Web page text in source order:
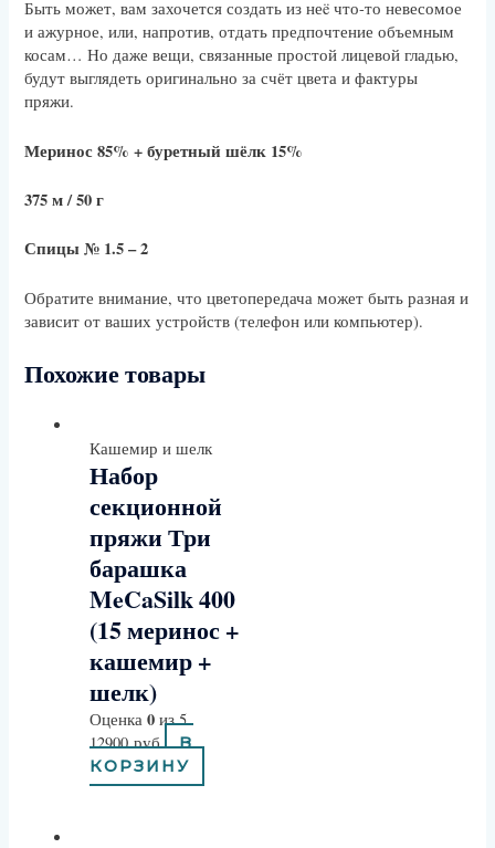
Быть может, вам захочется создать из неë что-то невесомое
и ажурное, или, напротив, отдать предпочтение объемным
косам… Но даже вещи, связанные простой лицевой гладью,
будут выглядеть оригинально за счёт цвета и фактуры
пряжи.
Меринос 85% + буретный шёлк 15%
375 м / 50 г
Спицы № 1.5 – 2
Обратите внимание, что цветопередача может быть разная и
зависит от ваших устройств (телефон или компьютер).
Похожие товары
Кашемир и шелк
Набор
секционной
пряжи Три
барашка
MeCaSilk 400
(15 меринос +
кашемир +
шелк)
Оценка 0из 5
12900руб
В
КОРЗИНУ